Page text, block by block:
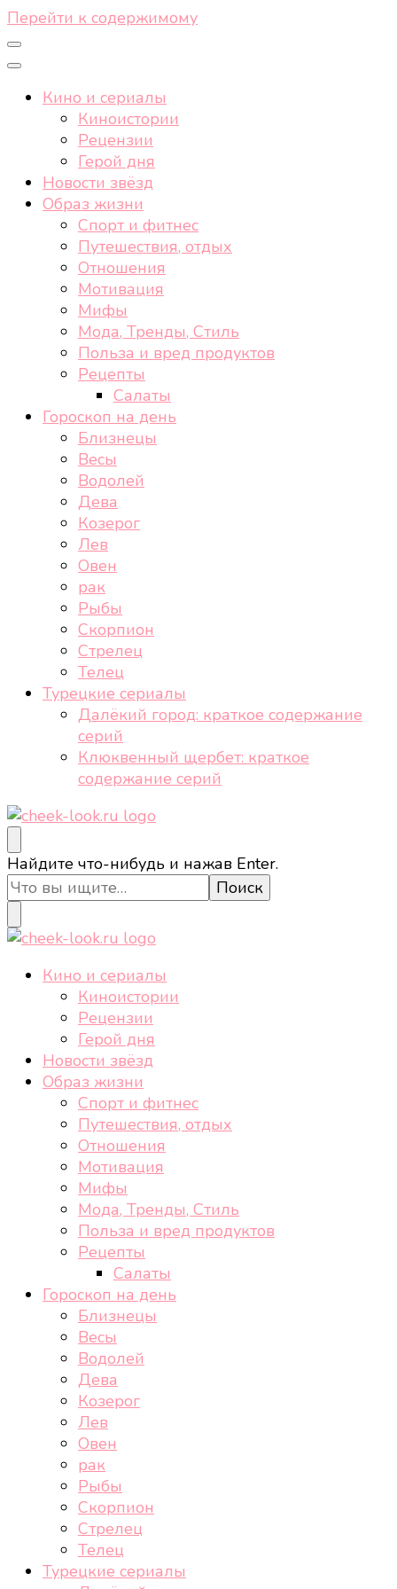
Перейти к содержимому
Кино и сериалы
Киноистории
Рецензии
Герой дня
Новости звёзд
Образ жизни
Спорт и фитнес
Путешествия, отдых
Отношения
Мотивация
Мифы
Мода, Тренды, Стиль
Польза и вред продуктов
Рецепты
Салаты
Гороскоп на день
Близнецы
Весы
Водолей
Дева
Козерог
Лев
Овен
рак
Рыбы
Скорпион
Стрелец
Телец
Турецкие сериалы
Далёкий город: краткое содержание
серий
Клюквенный щербет: краткое
содержание серий
cheek-look.ru
Женский сайт о звездах и кино, а также трендах,
здоровом образе жизни, спорте, стиле, отдыхе и
еде.
Ищите
что-
то?
Найдите что-нибудь и нажав Enter.
cheek-look.ru
Женский сайт о звездах и кино, а также трендах,
здоровом образе жизни, спорте, стиле, отдыхе и
Кино и сериалы
Киноистории
Рецензии
Герой дня
Новости звёзд
Образ жизни
Спорт и фитнес
Путешествия, отдых
Отношения
Мотивация
Мифы
Мода, Тренды, Стиль
Польза и вред продуктов
Рецепты
Салаты
Гороскоп на день
Близнецы
Весы
Водолей
Дева
Козерог
Лев
Овен
рак
Рыбы
Скорпион
Стрелец
Телец
Турецкие сериалы